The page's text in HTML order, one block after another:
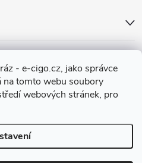
- e-cigo.cz, jako správce
na tomto webu soubory
webových stránek, pro
. Všechna práva vyhrazena.